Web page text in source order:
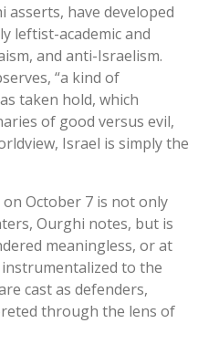
have developed
leftist-academic and
and anti-Israelism.
“a kind of
taken hold, which
of good versus evil,
Israel is simply the
October 7 is not only
Ourghi notes, but is
meaningless, or at
to the
cast as defenders,
through the lens of